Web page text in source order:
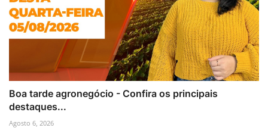
Boa tarde agronegócio - Confira os principais
destaques...
Agosto 6, 2026